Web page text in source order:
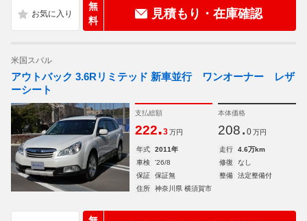
無
料
見積もり・在庫確認
米国スバル
アウトバック 3.6Rリミテッド 新車並行 ワンオーナー レザ
ーシート
支払総額
222.3 万円
本体価格
208. 0 万円
年式 2011年 走行
4.6万km
車検
'26/8 修復
なし
保証
保証無 整備
法定整備付
住所
神奈川県 横須賀市